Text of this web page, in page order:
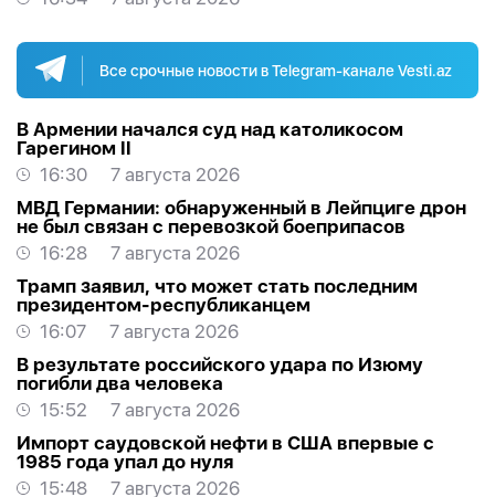
Все срочные новости в Telegram-канале Vesti.az
В Армении начался суд над католикосом
Гарегином II
16:30
7 августа 2026
МВД Германии: обнаруженный в Лейпциге дрон
не был связан с перевозкой боеприпасов
16:28
7 августа 2026
Трамп заявил, что может стать последним
президентом-республиканцем
16:07
7 августа 2026
В результате российского удара по Изюму
погибли два человека
15:52
7 августа 2026
Импорт саудовской нефти в США впервые с
1985 года упал до нуля
15:48
7 августа 2026